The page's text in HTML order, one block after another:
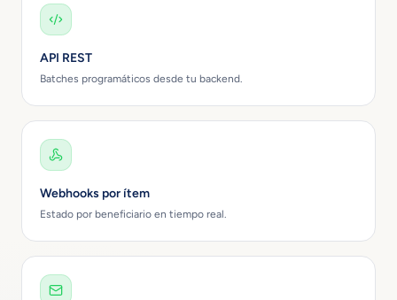
API REST
Batches programáticos desde tu backend.
Webhooks por ítem
Estado por beneficiario en tiempo real.